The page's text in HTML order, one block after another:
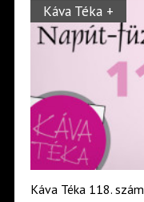
Káva Téka +
Káva Téka 118. szám